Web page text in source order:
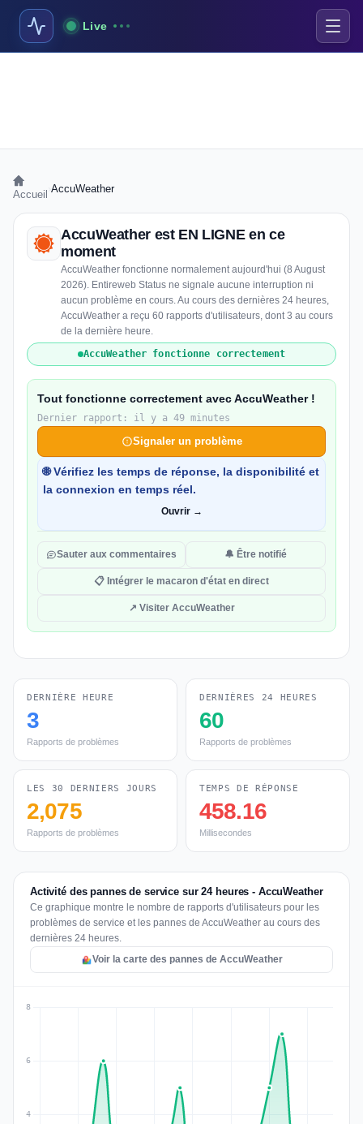
Live
Accueil AccuWeather
AccuWeather est EN LIGNE en ce
moment
AccuWeather fonctionne normalement aujourd'hui (8 August
2026). Entireweb Status ne signale aucune interruption ni
aucun problème en cours. Au cours des dernières 24 heures,
AccuWeather a reçu 60 rapports d'utilisateurs, dont 3 au cours
de la dernière heure.
AccuWeather fonctionne correctement
Tout fonctionne correctement avec AccuWeather !
Dernier rapport: il y a 49 minutes
Signaler un problème
🌐 Vérifiez les temps de réponse, la disponibilité et
la connexion en temps réel.
Ouvrir →
Sauter aux commentaires 🔔 Être notifié
📋 Intégrer le macaron d'état en direct
↗ Visiter AccuWeather
DERNIÈRE HEURE
3
Rapports de problèmes
DERNIÈRES 24 HEURES
60
Rapports de problèmes
LES 30 DERNIERS JOURS
2,075
Rapports de problèmes
TEMPS DE RÉPONSE
458.16
Millisecondes
Activité des pannes de service sur 24 heures - AccuWeather
Ce graphique montre le nombre de rapports d'utilisateurs pour les
problèmes de service et les pannes de AccuWeather au cours des
dernières 24 heures.
Voir la carte des pannes de AccuWeather